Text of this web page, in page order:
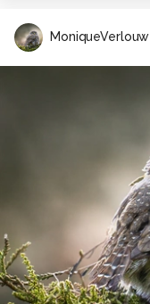
MoniqueVerlouw